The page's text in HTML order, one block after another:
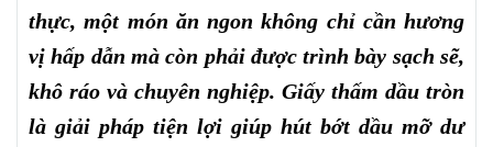
thực, một món ăn ngon không chỉ cần hương
vị hấp dẫn mà còn phải được trình bày sạch sẽ,
khô ráo và chuyên nghiệp. Giấy thấm dầu tròn
là giải pháp tiện lợi giúp hút bớt dầu mỡ dư